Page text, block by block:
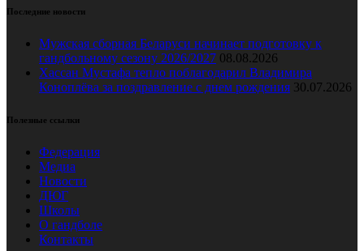
Последние новости
Мужская сборная Беларуси начинает подготовку к
гандбольному сезону 2026/2027 08.08.2026
Хассан Мустафа тепло поблагодарил Владимира
Коноплёва за поздравление с днем рождения 30.07.2026
Полезные ссылки
Федерация
Медиа
Новости
ДЮГ
Школы
О гандболе
Контакты